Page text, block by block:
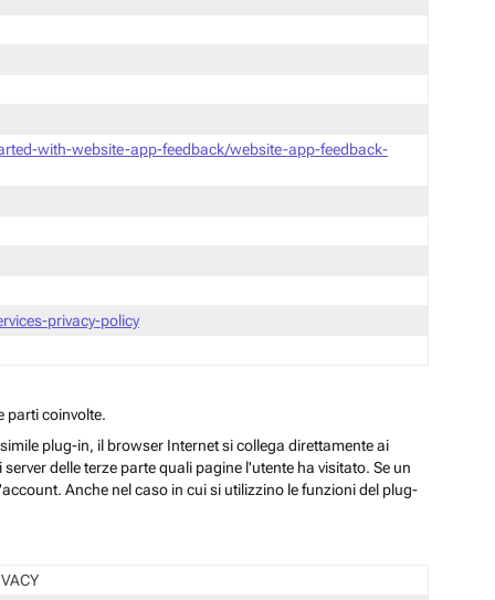
with-website-app-feedback/website-app-feedback-
privacy-policy
parti coinvolte.
plug-in, il browser Internet si collega direttamente ai
delle terze parte quali pagine l'utente ha visitato. Se un
Anche nel caso in cui si utilizzino le funzioni del plug-